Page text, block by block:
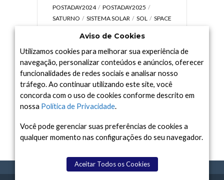
POSTADAY2024
POSTADAY2025
SATURNO
SISTEMA SOLAR SOL
SPACE
UNIVERSO
VÍDEO
Arquivo
Arquivo
Aviso de Cookies
Utilizamos cookies para melhorar sua experiência de
navegação, personalizar conteúdos e anúncios, oferecer
funcionalidades de redes sociais e analisar nosso
tráfego. Ao continuar utilizando este site, você
concorda com o uso de cookies conforme descrito em
nossa Política de Privacidade.
Você pode gerenciar suas preferências de cookies a
qualquer momento nas configurações do seu navegador.
Aceitar Todos os Cookies